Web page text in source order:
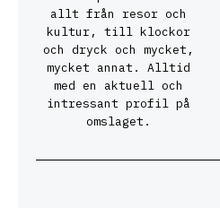
allt från resor och
kultur, till klockor
och dryck och mycket,
mycket annat. Alltid
med en aktuell och
intressant profil på
omslaget.